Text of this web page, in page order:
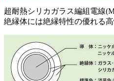
超耐熱シリカガラス編組電線
絶縁体には絶縁特性の優れる